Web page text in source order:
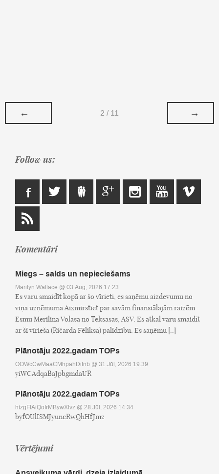
← 2 / 11 →
Follow us:
Komentāri
Miegs – salds un nepieciešams
Marilyn Wallace @ 03.Aug, 2026 17:23
Es varu smaidīt kopā ar šo vīrieti, es saņēmu aizdevumu no
viņa uzņēmuma Aizmirstiet par savām finansiālajām raizēm
Esmu Merilina Volasa no Teksasas, ASV. Es atkal varu smaidīt
ar šī vīrieša (Ričarda Fēliksa) palīdzību. Es saņēmu [..]
Plānotāju 2022.gadam TOPs
OOWcCwMaaCMhpahDifnb @ 31.Jūl, 2026 19:39
yiWCAdqaBaJpbgmdaUR
Plānotāju 2022.gadam TOPs
htzgFIAiQoIrMBywXlvz @ 28.Jūl, 2026 14:34
byfOUlISMJyuncRwQhHfJmz
Vērtējumi